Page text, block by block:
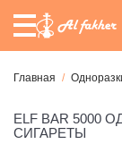
Главная
ELF BAR
СИГАРЕТЫ